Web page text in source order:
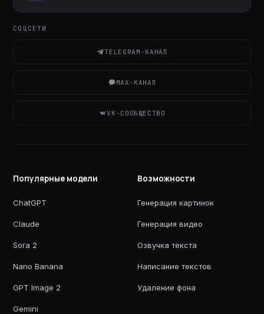
СОЦСЕТИ
TELEGRAM-КАНАЛ
MAX-КАНАЛ
VK-СООБЩЕСТВО
Популярные модели
ChatGPT
Claude
Sora 2
Nano Banana
GPT Image 2
Gemini
Возможности
Генерация картинок
Генерация видео
Озвучка текста
Написание текстов
Удаление фона